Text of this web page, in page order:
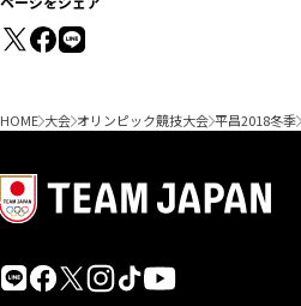
HOME 大会 オリンピック競技大会 平昌2018冬季